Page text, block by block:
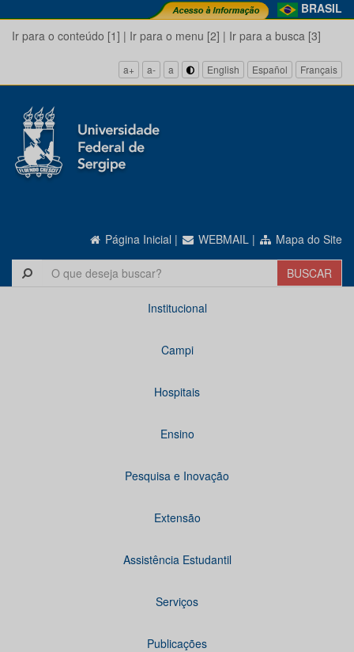
BRASIL
Ir para o conteúdo [1] | Ir para o menu [2] | Ir para a busca [3]
a+ a- a English Español Français
Página Inicial | WEBMAIL | Mapa do Site
Institucional
Campi
Hospitais
Ensino
Pesquisa e Inovação
Extensão
Assistência Estudantil
Serviços
Publicações